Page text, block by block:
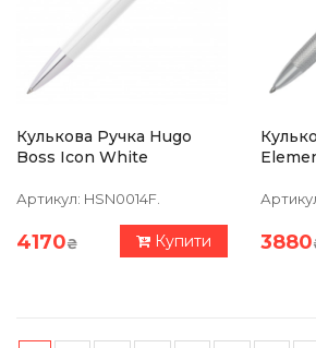
Кулькова Ручка Hugo
Boss Icon White
Артикул: HSN0014F.
4170₴ Купити 3880